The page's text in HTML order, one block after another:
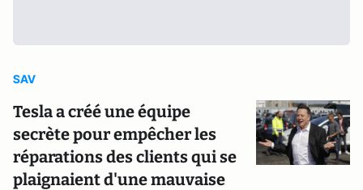
SAV
Tesla a créé une équipe
secrète pour empêcher les
réparations des clients qui se
plaignaient d'une mauvaise